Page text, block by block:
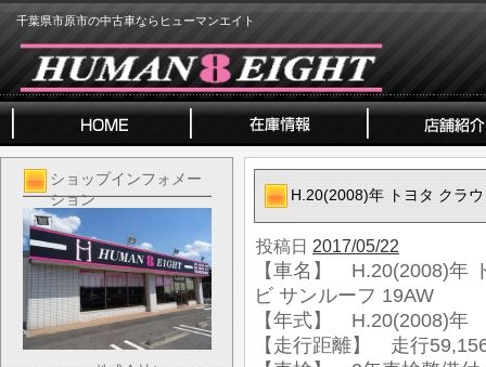
千葉県市原市の中古車ならヒューマンエイト
ショップインフォメー
ション
H.20(2008)年 トヨタ クラ
投稿日 2017/05/22
【車名】 H.20(2008)年
ビ サンルーフ 19AW
【年式】 H.20(2008)年
【走行距離】 走行